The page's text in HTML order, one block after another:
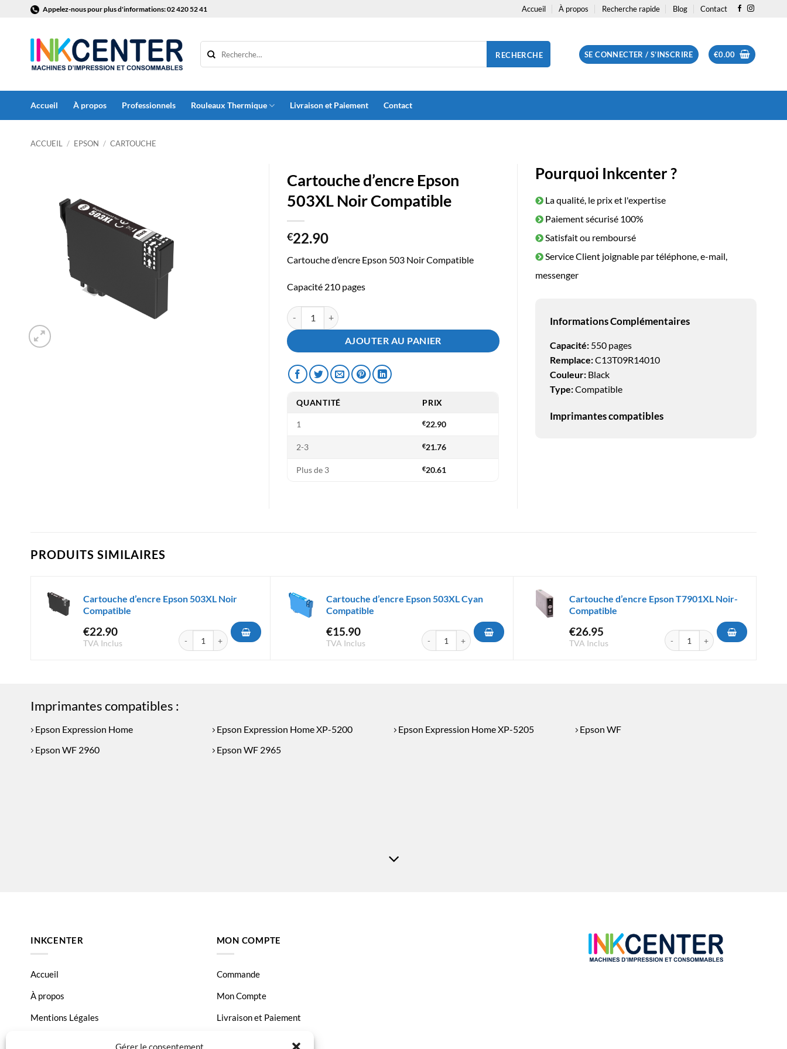
contenu
Appelez-nous pour plus d'informations: 02 420 52 41 Accueil À propos Recherche rapide Blog Contact
RECHERCHE SE CONNECTER / S’INSCRIRE €0.00
Accueil À propos Professionnels Rouleaux Thermique Livraison et Paiement Contact
ACCUEIL / EPSON / CARTOUCHE
Cartouche d’encre Epson
503XL Noir Compatible
€22.90
Cartouche d’encre Epson 503 Noir Compatible
Capacité 210 pages
quantité de Cartouche d'encre Epson 503XL Noir Compatible
AJOUTER AU PANIER
QUANTITÉ PRIX
1 €22.90
2-3 €21.76
Plus de 3 €20.61
Pourquoi Inkcenter ?
La qualité, le prix et l'expertise
Paiement sécurisé 100%
Satisfait ou remboursé
Service Client joignable par téléphone, e-mail,
messenger
Informations Complémentaires
Capacité:550 pages
Remplace:C13T09R14010
Couleur: Black
Type:Compatible
Imprimantes compatibles
PRODUITS SIMILAIRES
Cartouche d’encre Epson 503XL Noir
Compatible
€22.90
TVA Inclus
quantité de Cartouche d'encre Epson 503XL Noir Compatible
Cartouche d’encre Epson 503XL Cyan
Compatible
€15.90
TVA Inclus
quantité de Cartouche d'encre Epson 503XL Cyan Compatible
Cartouche d’encre Epson T7901XL Noir-
Compatible
€26.95
TVA Inclus
quantité de Cartouche d'encre
Imprimantes compatibles :
Epson Expression Home Epson Expression Home XP-5200 Epson Expression Home XP-5205
Epson WF
Epson WF 2960
Epson WF 2965
INKCENTER
Accueil
À propos
Mentions Légales
MON COMPTE
Commande
Mon Compte
Livraison et Paiement